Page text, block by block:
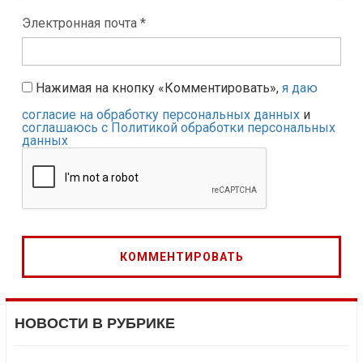
Электронная почта *
Нажимая на кнопку «Комментировать», я даю
согласие на обработку персональных данных и
соглашаюсь с Политикой обработки персональных
данных
НОВОСТИ В РУБРИКЕ